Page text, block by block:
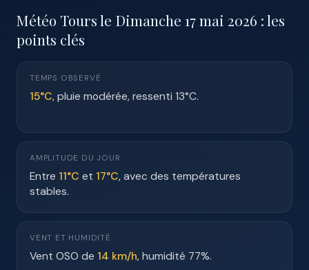
Météo Tours le Dimanche 17 mai 2026 : les
points clés
TEMPS OBSERVÉ
15°C, pluie modérée, ressenti 13°C.
AMPLITUDE DU JOUR
Entre 11°C et 17°C, avec des températures
stables.
VENT ET HUMIDITÉ
Vent OSO de 14 km/h, humidité 77%.